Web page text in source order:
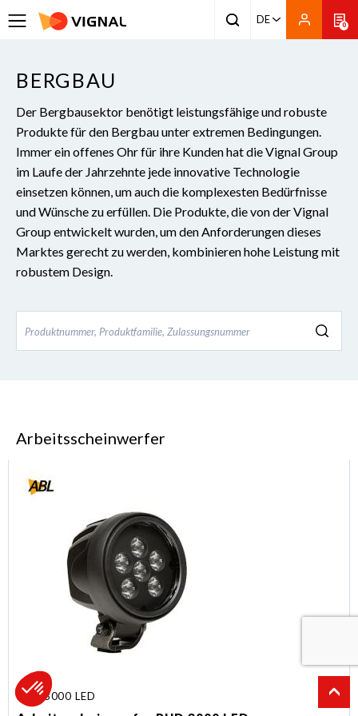
DE 0
BERGBAU
Der Bergbausektor benötigt leistungsfähige und robuste
Produkte für den Bergbau unter extremen Bedingungen.
Immer ein offenes Ohr für ihre Kunden hat die Vignal Group
im Laufe der Jahrzehnte jede innovative Technologie
einsetzen können, um auch die komplexesten Bedürfnisse
und Wünsche zu erfüllen. Die Produkte, die von der Vignal
Group entwickelt wurden, um den Anforderungen dieses
Marktes gerecht zu werden, kombinieren hohe Leistung mit
robustem Design.
Arbeitsscheinwerfer
RHD 3000 LED